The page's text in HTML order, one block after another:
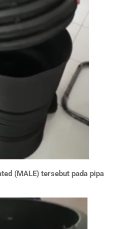
(MALE) tersebut pada pipa